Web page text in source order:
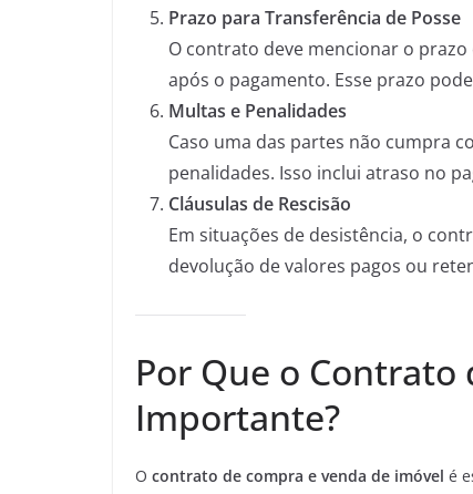
Prazo para Transferência de Posse
O contrato deve mencionar o
após o pagamento. Esse prazo
Multas e Penalidades
Caso uma das partes não cumpra
penalidades. Isso inclui atraso no
Cláusulas de Rescisão
Em situações de desistência, o
devolução de valores pagos ou
Por Que o Contrato
Importante?
O contrato de compra e venda de imóvel é